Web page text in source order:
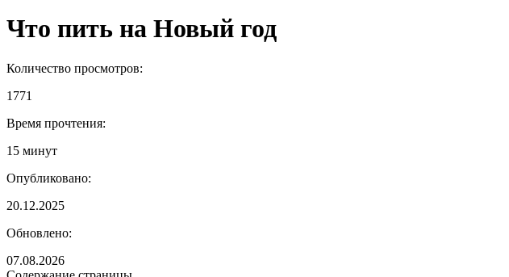
Что пить на Новый год
Количество просмотров:
1771
Время прочтения:
15 минут
Опубликовано:
20.12.2025
Обновлено:
07.08.2026